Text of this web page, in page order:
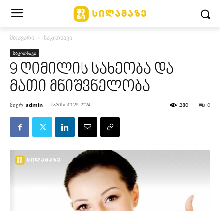
მთავარი საკითხავი
საკითხავი
9 ღიმილის სახეობა და
მათი მნიშვნელობა
მიერ admin - აგვისტო 28, 2024 0
280